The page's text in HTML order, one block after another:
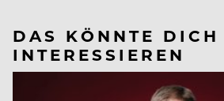
DAS KÖNNTE DICH
INTERESSIEREN